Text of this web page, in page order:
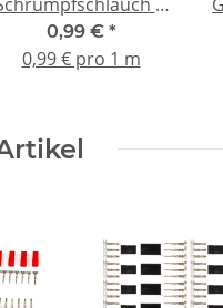
1 mm schwarz
0,99 € *
0,99 € pro 1 m